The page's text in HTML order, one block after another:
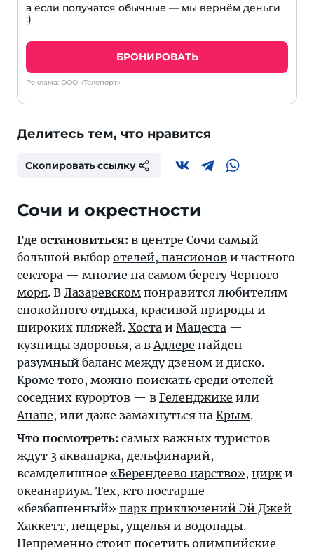
а если получатся обычные — мы вернём деньги
:)
БРОНИРОВАТЬ
Реклама: ООО «Телепорт»
Делитесь тем, что нравится
Скопировать ссылку
Где остановиться: в центре Сочи самый
большой выбор отелей, пансионов и частного
сектора — многие на самом берегуЧерного
моря. В Лазаревском понравится любителям
спокойного отдыха, красивой природы и
широких пляжей. Хоста и Мацеста —
кузницы здоровья, а в Адлере найден
разумный баланс между дзеном и диско.
Кроме того, можно поискать среди отелей
соседних курортов — в Геленджике или
Анапе, или даже замахнуться на Крым.
Что посмотреть: самых важных туристов
ждут 3 аквапарка, дельфинарий,
всамделишное «Берендеево царство», цирк и
океанариум. Тех, кто постарше —
«безбашенный» парк приключений Эй Джей
Хаккетт, пещеры, ущелья и водопады.
Непременно стоит посетить олимпийские